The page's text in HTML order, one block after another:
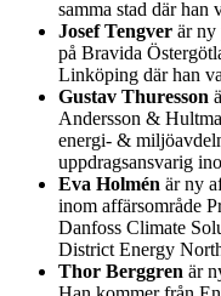
samma stad där han
Josef Tengver är ny
på Bravida
Linköping där han
Gustav Thuresson
Andersson &
energi- &
uppdragsansvarig
Eva Holmén är ny
inom affärsområde
Danfoss Climate
District Energy
Thor Berggren är